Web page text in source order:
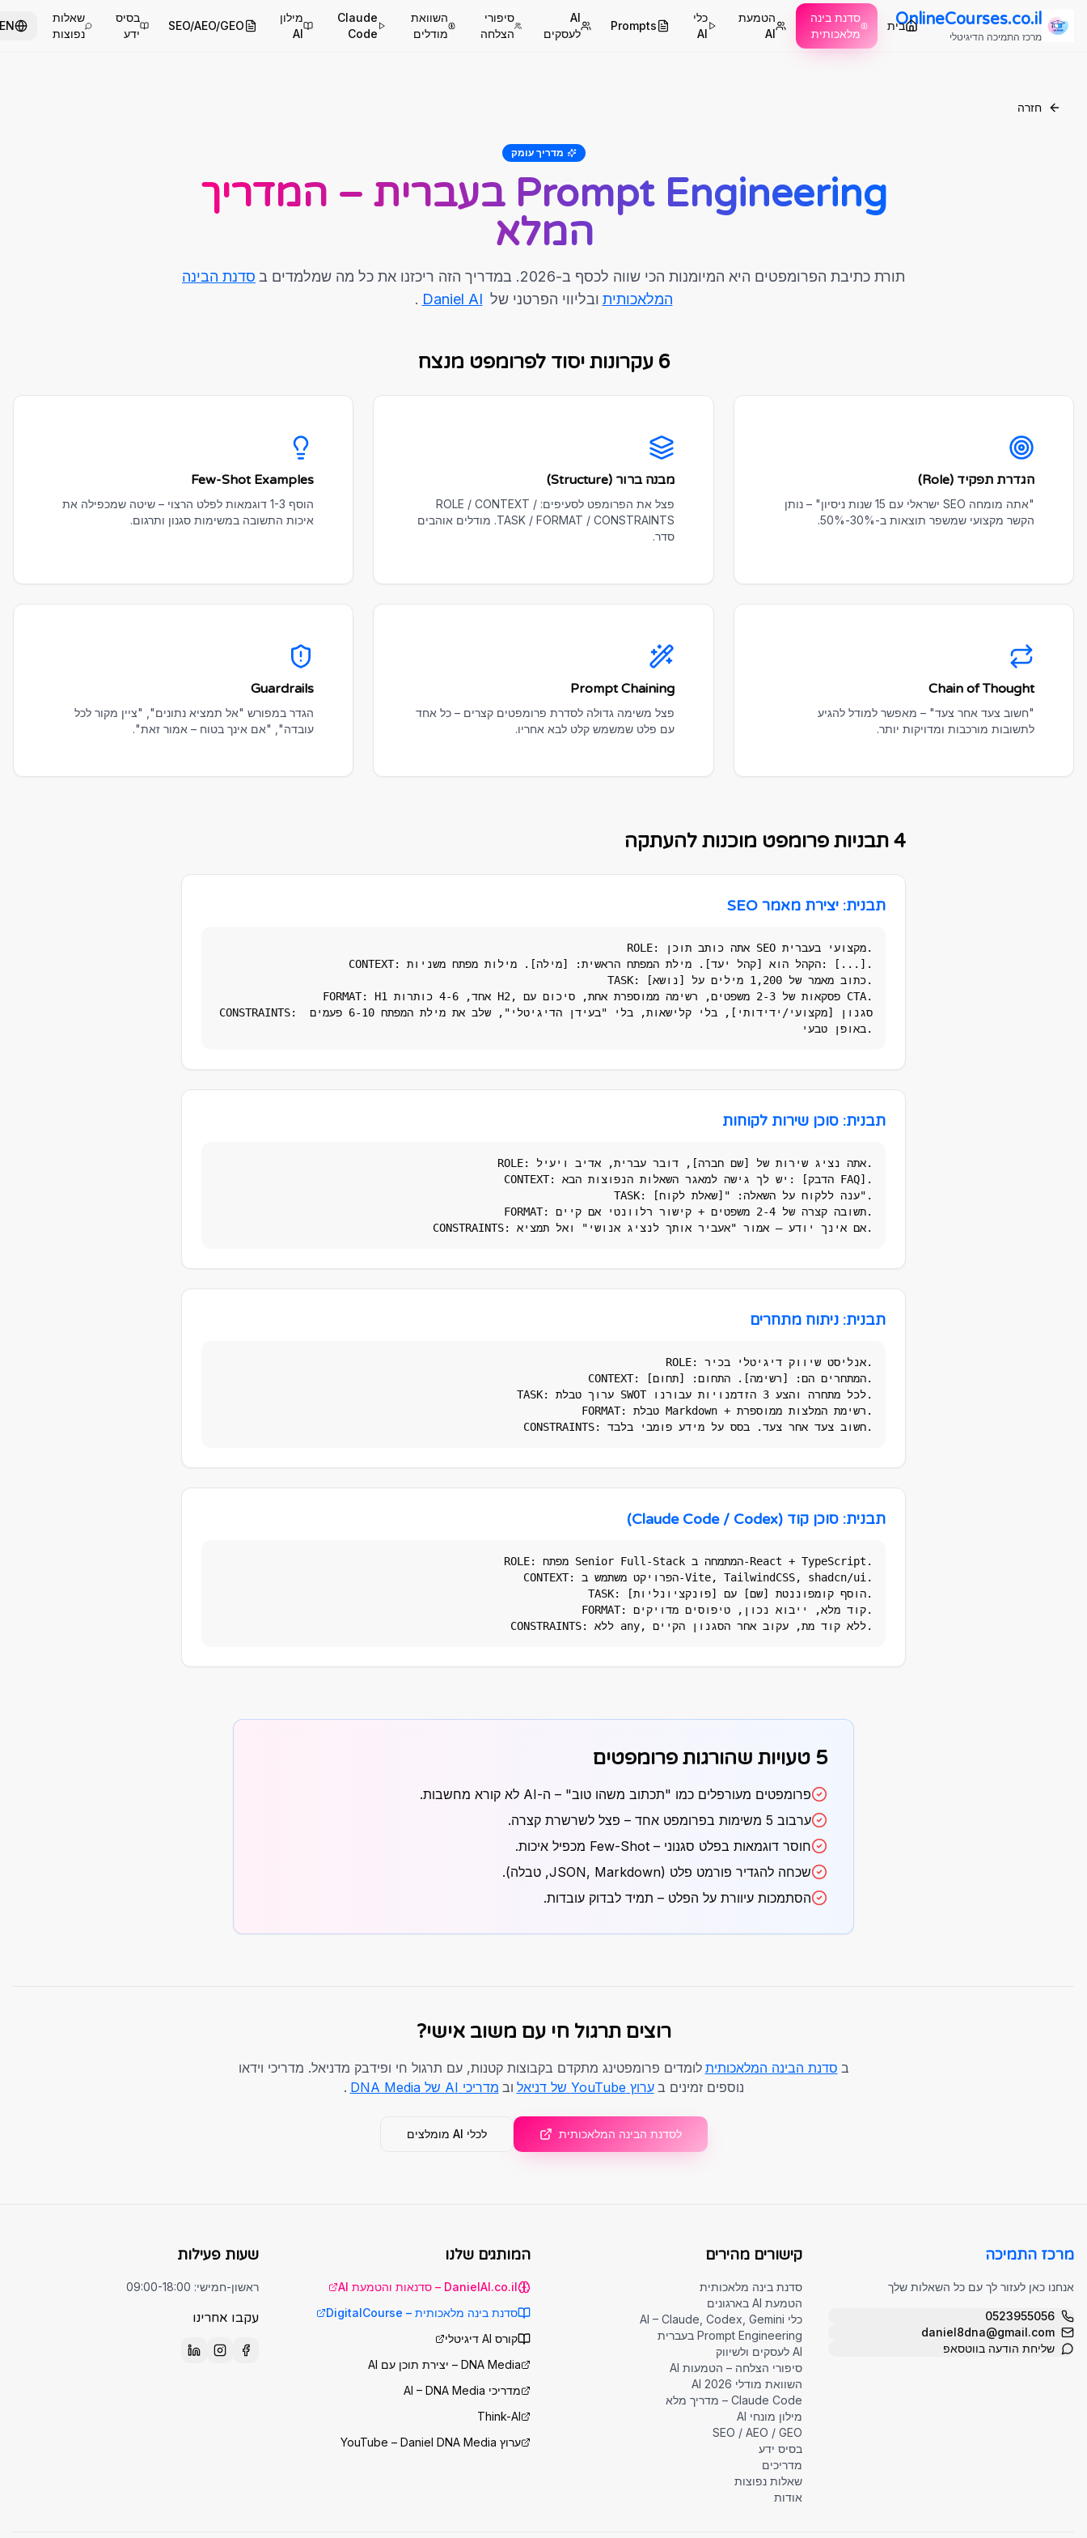
OnlineCourses.co.il
מרכז התמיכה הדיגיטלי
בית
סדנת בינה
מלאכותית
הטמעת
AI
כלי
AI
Prompts
AI
לעסקים
סיפורי
הצלחה
השוואת
מודלים
Claude
Code
מילון
AI
SEO/AEO/GEO
בסיס
ידע
שאלות
נפוצות
EN
חזרה
מדריך עומק
Prompt Engineering בעברית – המדריך
המלא
תורת כתיבת הפרומפטים היא המיומנות הכי שווה לכסף ב-2026. במדריך הזה ריכזנו את כל מה שמלמדים ב
סדנת הבינה
המלאכותית ובליווי הפרטני של Daniel AI
.
6 עקרונות יסוד לפרומפט מנצח
הגדרת תפקיד (Role)
"אתה מומחה SEO ישראלי עם 15 שנות ניסיון" – נותן
הקשר מקצועי שמשפר תוצאות ב-30%-50%.
מבנה ברור (Structure)
פצל את הפרומפט לסעיפים: ROLE / CONTEXT /
TASK / FORMAT / CONSTRAINTS. מודלים אוהבים
סדר.
Few-Shot Examples
הוסף 1-3 דוגמאות לפלט הרצוי – שיטה שמכפילה את
איכות התשובה במשימות סגנון ותרגום.
Chain of Thought
"חשוב צעד אחר צעד" – מאפשר למודל להגיע
לתשובות מורכבות ומדויקות יותר.
Prompt Chaining
פצל משימה גדולה לסדרת פרומפטים קצרים – כל אחד
עם פלט שמשמש קלט לבא אחריו.
Guardrails
הגדר במפורש "אל תמציא נתונים", "ציין מקור לכל
עובדה", "אם אינך בטוח – אמור זאת".
4 תבניות פרומפט מוכנות להעתקה
תבנית: יצירת מאמר SEO
ROLE: אתה כותב תוכן SEO מקצועי בעברית.
CONTEXT: הקהל הוא [קהל יעד]. מילת המפתח הראשית: [מילה]. מילות מפתח משניות: [...].
TASK: כתוב מאמר של 1,200 מילים על [נושא].
FORMAT: H1 אחד, 4-6 כותרות H2, פסקאות של 2-3 משפטים, רשימה ממוספרת אחת, סיכום עם CTA.
CONSTRAINTS: סגנון [מקצועי/ידידותי], בלי קלישאות, בלי "בעידן הדיגיטלי", שלב את מילת המפתח 6-10 פעמים
באופן טבעי.
תבנית: סוכן שירות לקוחות
ROLE: אתה נציג שירות של [שם חברה], דובר עברית, אדיב ויעיל.
CONTEXT: יש לך גישה למאגר השאלות הנפוצות הבא: [הדבק FAQ].
TASK: ענה ללקוח על השאלה: "[שאלת לקוח]".
FORMAT: תשובה קצרה של 2-4 משפטים + קישור רלוונטי אם קיים.
CONSTRAINTS: אם אינך יודע – אמור "אעביר אותך לנציג אנושי" ואל תמציא.
תבנית: ניתוח מתחרים
ROLE: אנליסט שיווק דיגיטלי בכיר.
CONTEXT: המתחרים הם: [רשימה]. התחום: [תחום].
TASK: ערוך טבלת SWOT לכל מתחרה והצע 3 הזדמנויות עבורנו.
FORMAT: טבלת Markdown + רשימת המלצות ממוספרת.
CONSTRAINTS: חשוב צעד אחר צעד. בסס על מידע פומבי בלבד.
תבנית: סוכן קוד (Claude Code / Codex)
ROLE: מפתח Senior Full-Stack המתמחה ב-React + TypeScript.
CONTEXT: הפרויקט משתמש ב-Vite, TailwindCSS, shadcn/ui.
TASK: הוסף קומפוננטת [שם] עם [פונקציונליות].
FORMAT: קוד מלא, ייבוא נכון, טיפוסים מדויקים.
CONSTRAINTS: ללא any, ללא קוד מת, עקוב אחר הסגנון הקיים.
5 טעויות שהורגות פרומפטים
פרומפטים מעורפלים כמו "תכתוב משהו טוב" – ה-AI לא קורא מחשבות.
ערבוב 5 משימות בפרומפט אחד – פצל לשרשרת קצרה.
חוסר דוגמאות בפלט סגנוני – Few-Shot מכפיל איכות.
שכחה להגדיר פורמט פלט (JSON, Markdown, טבלה).
הסתמכות עיוורת על הפלט – תמיד לבדוק עובדות.
רוצים תרגול חי עם משוב אישי?
ב סדנת הבינה המלאכותית לומדים פרומפטינג מתקדם בקבוצות קטנות, עם תרגול חי ופידבק מדניאל. מדריכי וידאו
נוספים זמינים ב ערוץ YouTube של דניאל וב מדריכי AI של DNA Media .
לסדנת הבינה המלאכותית לכלי AI מומלצים
מרכז התמיכה
אנחנו כאן לעזור לך עם כל השאלות שלך
0523955056
daniel8dna@gmail.com
שליחת הודעה בווטסאפ
קישורים מהירים
סדנת בינה מלאכותית
הטמעת AI בארגונים
כלי AI – Claude, Codex, Gemini
Prompt Engineering בעברית
AI לעסקים ולשיווק
סיפורי הצלחה – הטמעות AI
השוואת מודלי AI 2026
Claude Code – מדריך מלא
מילון מונחי AI
SEO / AEO / GEO
בסיס ידע
מדריכים
שאלות נפוצות
אודות
המותגים שלנו
DanielAI.co.il – סדנאות והטמעת AI
סדנת בינה מלאכותית – DigitalCourse
קורס AI דיגיטלי
DNA Media – יצירת תוכן עם AI
מדריכי AI – DNA Media
Think-AI
ערוץ YouTube – Daniel DNA Media
שעות פעילות
ראשון-חמישי: 09:00-18:00
עקבו אחרינו